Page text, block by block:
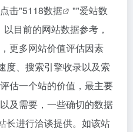
击"5118数据 ""爱站数
以目前的网站数据参考，
更多网站价值评估因素
度、搜索引擎收录以及索
估一个站的价值，最主要
及需要，一些确切的数据
长进行洽谈提供。如该站